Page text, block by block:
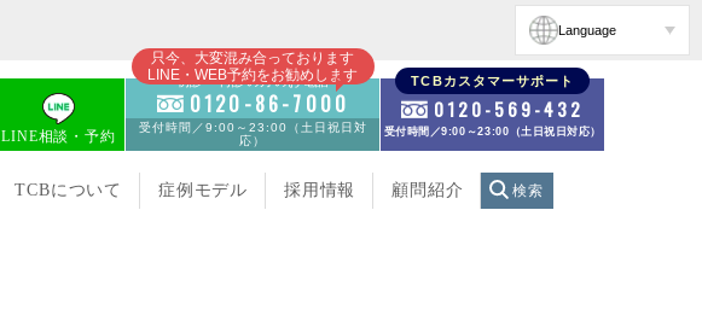
Language
LINE相談・予約
只今、大変混み合っております
LINE・WEB予約をお勧めします
初診・再診の方のお電話
0120-86-7000
受付時間／9:00～23:00（土日祝日対
応）
TCBカスタマーサポート
0120-569-432
受付時間／9:00～23:00（土日祝日対応）
TCBについて 症例モデル 採用情報 顧問紹介 検索